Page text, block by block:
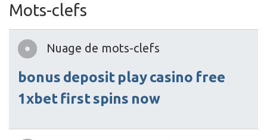
Mots-clefs
Nuage de mots-clefs
bonus deposit playcasino free
1xbetfirstspins now